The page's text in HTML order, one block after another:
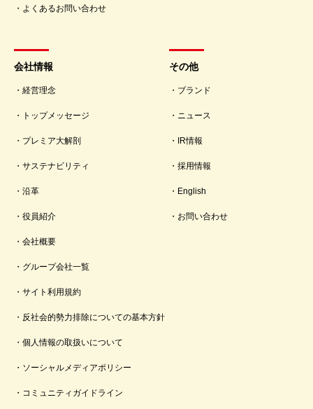
よくあるお問い合わせ
会社情報
経営理念
トップメッセージ
プレミア大解剖
サステナビリティ
沿革
役員紹介
会社概要
グループ会社一覧
サイト利用規約
反社会的勢力排除についての基本方針
個人情報の取扱いについて
ソーシャルメディアポリシー
コミュニティガイドライン
その他
ブランド
ニュース
IR情報
採用情報
English
お問い合わせ